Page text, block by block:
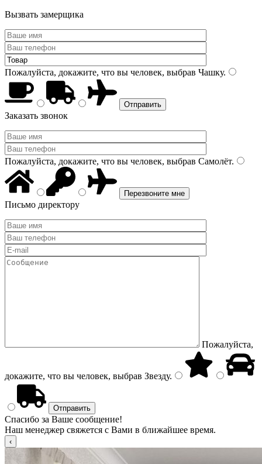
Вызвать замерщика
Пожалуйста, докажите, что вы человек, выбрав Чашку.
Заказать звонок
Пожалуйста, докажите, что вы человек, выбрав Самолёт.
Письмо директору
Пожалуйста,
докажите, что вы человек, выбрав Звезду.
Спасибо за Ваше сообщение!
Наш менеджер свяжется с Вами в ближайшее время.